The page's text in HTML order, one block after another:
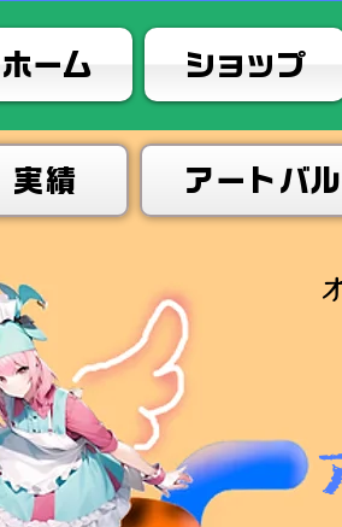
ホーム ショップ
実績 アートバ